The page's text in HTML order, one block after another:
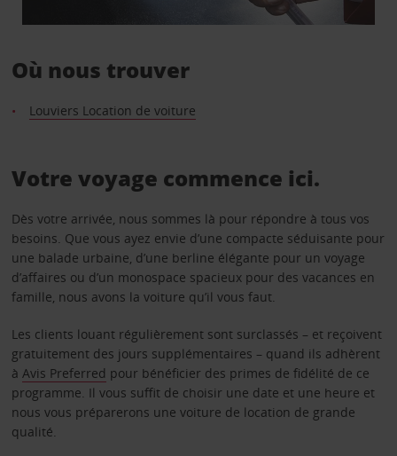
Où nous trouver
Louviers Location de voiture
Votre voyage commence ici.
Dès votre arrivée, nous sommes là pour répondre à tous vos
besoins. Que vous ayez envie d’une compacte séduisante pour
une balade urbaine, d’une berline élégante pour un voyage
d’affaires ou d’un monospace spacieux pour des vacances en
famille, nous avons la voiture qu’il vous faut.
Les clients louant régulièrement sont surclassés – et reçoivent
gratuitement des jours supplémentaires – quand ils adhèrent
à Avis Preferred pour bénéficier des primes de fidélité de ce
programme. Il vous suffit de choisir une date et une heure et
nous vous préparerons une voiture de location de grande
qualité.